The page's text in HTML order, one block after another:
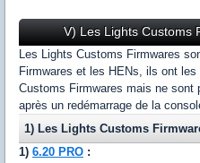
V) Les Lights Customs
Les Lights Customs Firmwares
Firmwares et les HENs, ils ont
Customs Firmwares mais ne
après un redémarrage de la
1) Les Lights Customs
1) 6.20 PRO :